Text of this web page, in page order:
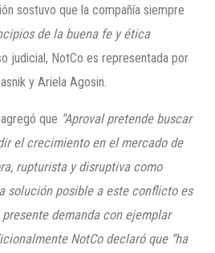
sostuvo que la compañía siempre
de la buena fe y ética
judicial, NotCo es representada por
y Ariela Agosin.
que “Aproval pretende buscar
el crecimiento en el mercado de
rupturista y disruptiva como
solución posible a este conflicto es
demanda con ejemplar
NotCo declaró que “ha